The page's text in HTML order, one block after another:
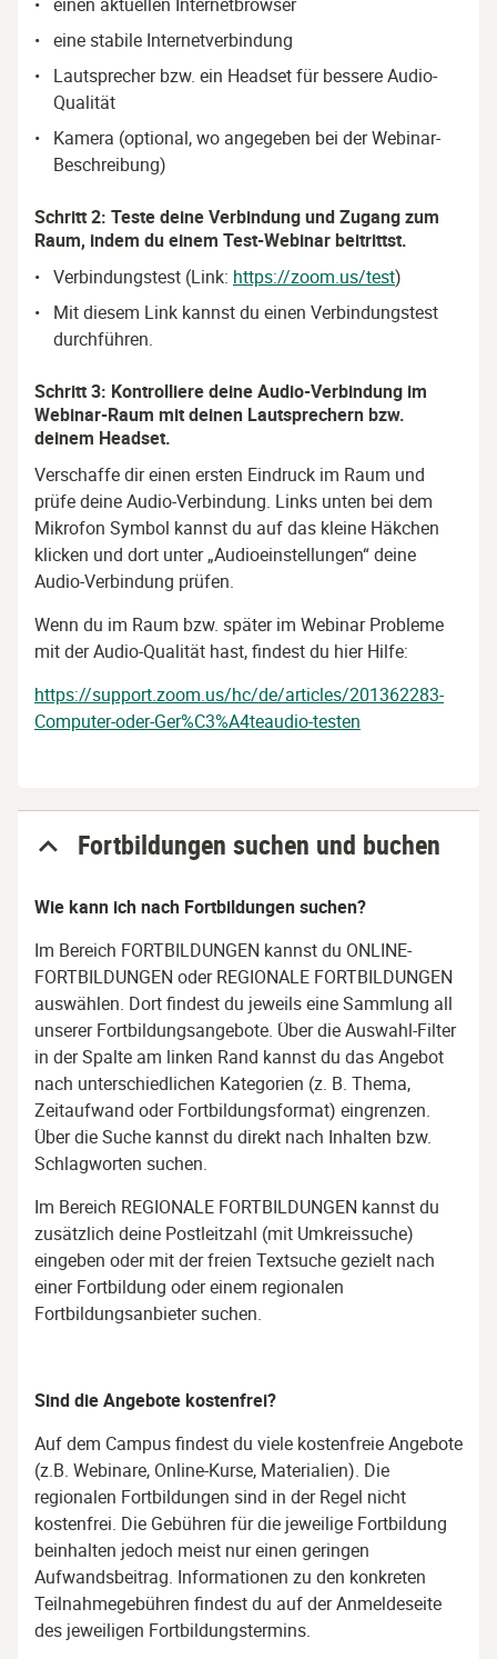
eine stabile Internetverbindung
Lautsprecher bzw. ein Headset für bessere Audio-
Qualität
Kamera (optional, wo angegeben bei der Webinar-
Beschreibung)
Schritt 2: Teste deine Verbindung und Zugang zum
Raum, indem du einem Test-Webinar beitrittst.
Verbindungstest (Link: https://zoom.us/test)
Mit diesem Link kannst du einen Verbindungstest
durchführen.
Schritt 3: Kontrolliere deine Audio-Verbindung im
Webinar-Raum mit deinen Lautsprechern bzw.
deinem Headset.
Verschaffe dir einen ersten Eindruck im Raum und
prüfe deine Audio-Verbindung. Links unten bei dem
Mikrofon Symbol kannst du auf das kleine Häkchen
klicken und dort unter „Audioeinstellungen“ deine
Audio-Verbindung prüfen.
Wenn du im Raum bzw. später im Webinar Probleme
mit der Audio-Qualität hast, findest du hier Hilfe:
https://support.zoom.us/hc/de/articles/201362283-
Computer-oder-Ger%C3%A4teaudio-testen
Fortbildungen suchen und buchen
Wie kann ich nach Fortbildungen suchen?
Im Bereich FORTBILDUNGEN kannst du ONLINE-
FORTBILDUNGEN oder REGIONALE FORTBILDUNGEN
auswählen. Dort findest du jeweils eine Sammlung all
unserer Fortbildungsangebote. Über die Auswahl-Filter
in der Spalte am linken Rand kannst du das Angebot
nach unterschiedlichen Kategorien (z. B. Thema,
Zeitaufwand oder Fortbildungsformat) eingrenzen.
Über die Suche kannst du direkt nach Inhalten bzw.
Schlagworten suchen.
Im Bereich REGIONALE FORTBILDUNGEN kannst du
zusätzlich deine Postleitzahl (mit Umkreissuche)
eingeben oder mit der freien Textsuche gezielt nach
einer Fortbildung oder einem regionalen
Fortbildungsanbieter suchen.
Sind die Angebote kostenfrei?
Auf dem Campus findest du viele kostenfreie Angebote
(z.B. Webinare, Online-Kurse, Materialien). Die
regionalen Fortbildungen sind in der Regel nicht
kostenfrei. Die Gebühren für die jeweilige Fortbildung
beinhalten jedoch meist nur einen geringen
Aufwandsbeitrag. Informationen zu den konkreten
Teilnahmegebühren findest du auf der Anmeldeseite
des jeweiligen Fortbildungstermins.